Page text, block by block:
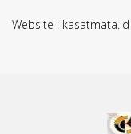
Website : kasatmata.id